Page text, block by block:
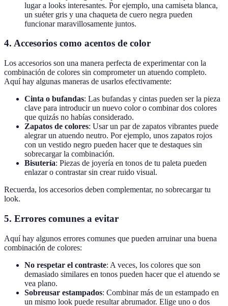
lugar a looks interesantes. Por ejemplo, una camiseta blanca,
un suéter gris y una chaqueta de cuero negra pueden
funcionar maravillosamente juntos.
4. Accesorios como acentos de color
Los accesorios son una manera perfecta de experimentar con la
combinación de colores sin comprometer un atuendo completo.
Aquí hay algunas maneras de usarlos efectivamente:
Cinta o bufandas: Las bufandas y cintas pueden ser la pieza
clave para introducir un nuevo color o combinar dos colores
que quizás no habías considerado.
Zapatos de colores: Usar un par de zapatos vibrantes puede
alegrar un atuendo neutro. Por ejemplo, unos zapatos rojos
con un vestido negro pueden hacer que te destaques sin
sobrecargar la combinación.
Bisutería: Piezas de joyería en tonos de tu paleta pueden
enlazar o contrastar sin crear ruido visual.
Recuerda, los accesorios deben complementar, no sobrecargar tu
look.
5. Errores comunes a evitar
Aquí hay algunos errores comunes que pueden arruinar una buena
combinación de colores:
No respetar el contraste: A veces, los colores que son
demasiado similares en tonos pueden hacer que el atuendo se
vea plano.
Sobreusar estampados: Combinar más de un estampado en
un mismo look puede resultar abrumador. Elige uno o dos